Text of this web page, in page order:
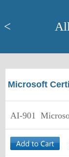
<
Microsoft
AI-901